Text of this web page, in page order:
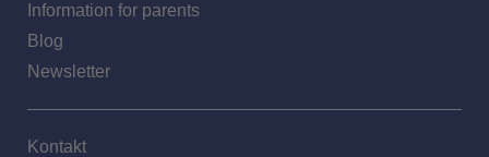
Information for parents
Blog
Newsletter
Kontakt